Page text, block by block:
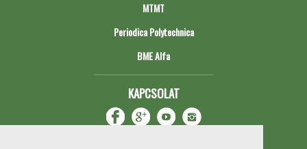
MTMT
Periodica Polytechnica
BME Alfa
KAPCSOLAT